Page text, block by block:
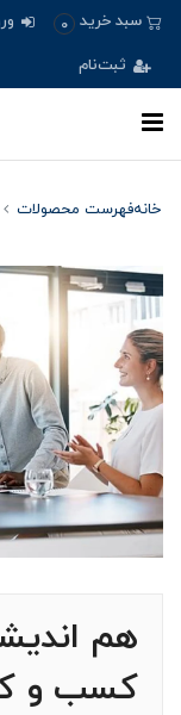
سبد خرید 0
ثبت‌نام
خانهفهرست محصولات
هم
کسب و